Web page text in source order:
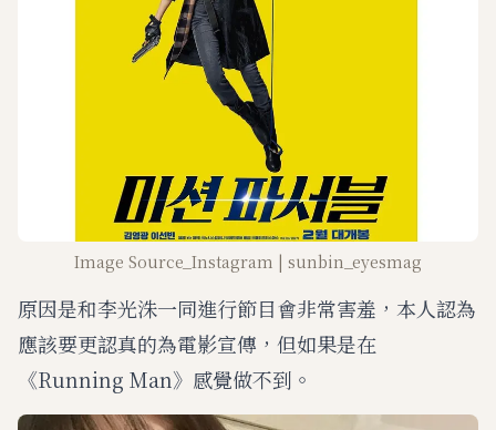
Image Source_Instagram | sunbin_eyesmag
原因是和李光洙一同進行節目會非常害羞，本人認為
應該要更認真的為電影宣傳，但如果是在
《Running Man》感覺做不到。